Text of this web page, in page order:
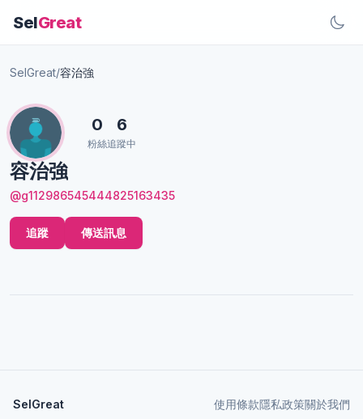
SelGreat
SelGreat/容治強
容治強
@g112986545444825163435
0
粉絲
6
追蹤中
追蹤 傳送訊息
SelGreat
使用條款隱私政策關於我們